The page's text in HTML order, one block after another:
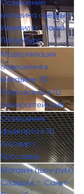
Освещение
магазина одежды —
Индивид (г. Санкт-
Петербург)
Модернизация
освещения в
магазине ТФ
Петровский в ТЦ
Адмиралтейский
Освещение
фудкорта в ТЦ
Альтаир г.
Ярославль
Магазин (шоу-рум)
Славдом, г. Санкт-